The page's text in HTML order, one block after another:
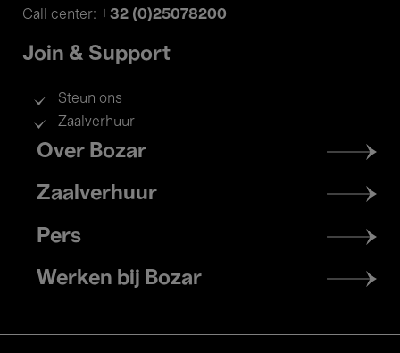
Call center: +32 (0)25078200
Join & Support
Steun ons
Zaalverhuur
Footer
menu
Over Bozar
Zaalverhuur
Pers
Werken bij Bozar